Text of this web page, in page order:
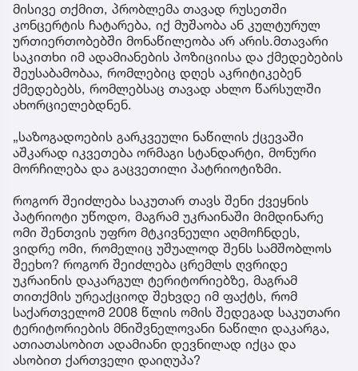
მისივე თქმით, პრობლემა თავად რუსეთში
კონცერტის ჩატარება, იქ მუშაობა ან კულტურულ
ურთიერთობებში მონაწილეობა არ არის.მთავარი
საკითხი იმ ადამიანების პოზიციისა და ქმედებების
შეუსაბამობაა, რომლებიც დღეს აკრიტიკებენ
ქმედებებს, რომლებსაც თავად ახლო წარსულში
ახორციელებდნენ.
„საზოგადოების გარკვეული ნაწილის ქცევაში
აშკარად იკვეთება ორმაგი სტანდარტი, მონური
მორჩილება და გაცვეთილი პატრიოტიზმი.
როგორ შეიძლება საკუთარ თავს შენი ქვეყნის
პატრიოტი უწოდო, მაგრამ უკრაინაში მიმდინარე
ომი შენთვის უფრო მტკივნეული აღმოჩნდეს,
ვიდრე ომი, რომელიც უშუალოდ შენს სამშობლოს
შეეხო? როგორ შეიძლება ცრემლს ღვრიდე
უკრაინის დაკარგულ ტერიტორიებზე, მაგრამ
თითქმის ურეაქციოდ შეხვდე იმ ფაქტს, რომ
საქართველომ 2008 წლის ომის შედეგად საკუთარი
ტერიტორიების მნიშვნელოვანი ნაწილი დაკარგა,
ათიათასობით ადამიანი დევნილად იქცა და
ასობით ქართველი დაიღუპა?